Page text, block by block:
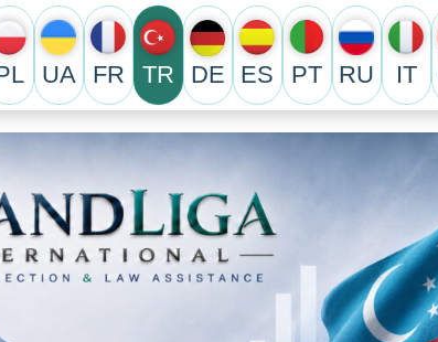
UA FR TR DE ES PT RU IT